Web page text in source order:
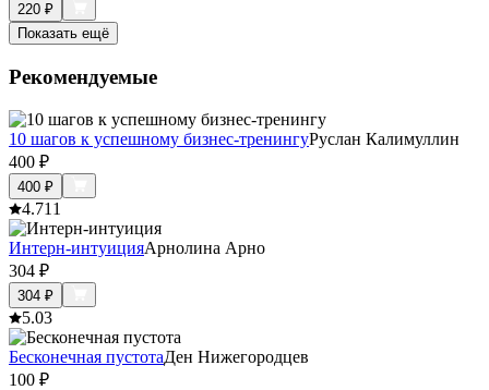
220 ₽
Показать ещё
Рекомендуемые
10 шагов к успешному бизнес-тренингуРуслан Калимуллин
400 ₽
400 ₽
4.711
Интерн-интуицияАрнолина Арно
304 ₽
304 ₽
5.03
Бесконечная пустотаДен Нижегородцев
100 ₽